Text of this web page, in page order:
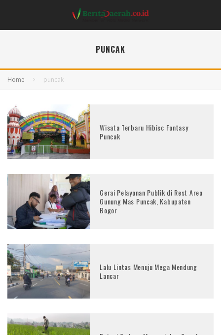
PUNCAK
Home puncak
Wisata Terbaru Hibisc Fantasy
Puncak
Gerai Pelayanan Publik di Rest Area
Gunung Mas Puncak, Kabupaten
Bogor
Lalu Lintas Menuju Mega Mendung
Lancar